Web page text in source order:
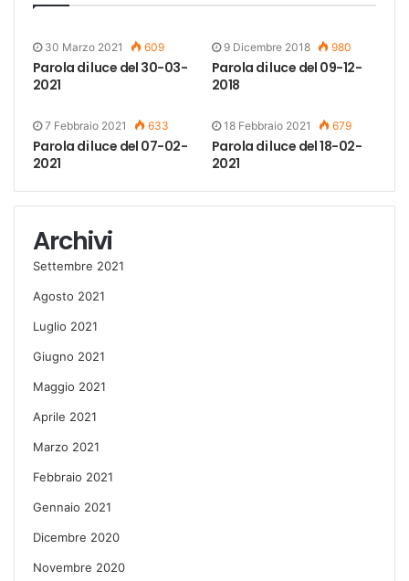
30 Marzo 2021 609
Parola di luce del 30-03-
2021
9 Dicembre 2018 980
Parola di luce del 09-12-
2018
7 Febbraio 2021 633
Parola di luce del 07-02-
2021
18 Febbraio 2021 679
Parola di luce del 18-02-
2021
Archivi
Settembre 2021
Agosto 2021
Luglio 2021
Giugno 2021
Maggio 2021
Aprile 2021
Marzo 2021
Febbraio 2021
Gennaio 2021
Dicembre 2020
Novembre 2020